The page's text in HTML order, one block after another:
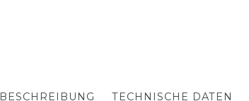
BESCHREIBUNG TECHNISCHE DATEN